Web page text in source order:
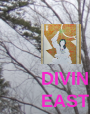
EAST